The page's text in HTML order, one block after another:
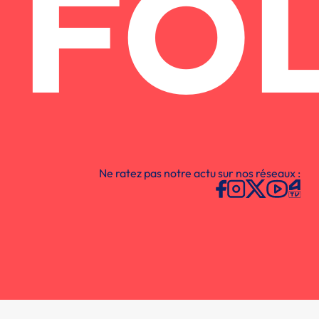
Ne ratez pas notre actu sur nos réseaux :